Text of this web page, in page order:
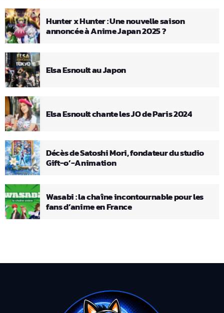
Hunter x Hunter : Une nouvelle saison
annoncée à Anime Japan 2025 ?
Elsa Esnoult au Japon
Elsa Esnoult chante les JO de Paris 2024
Décès de Satoshi Mori, fondateur du studio
Gift-o’-Animation
Wasabi : la chaîne incontournable pour les
fans d’anime en France